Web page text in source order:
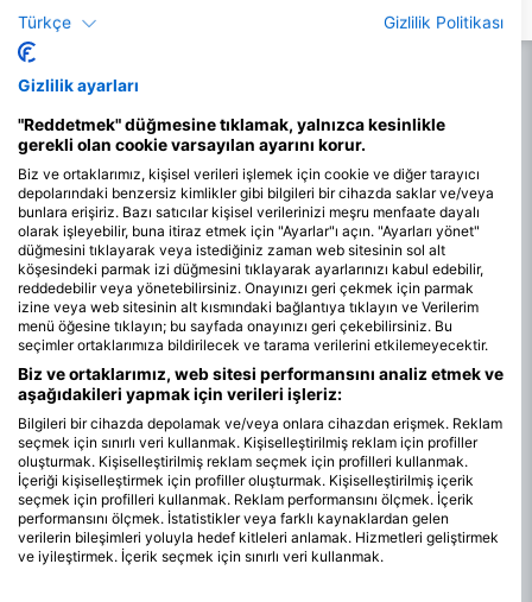
sahip 5m ila 25m arasında
Bu dalış giriş seviyesi
Hamata'da dalış için en iyi aylar
Türkçe Gizlilik Politikası
Gizlilik ayarları
"Reddetmek" düğmesine tıklamak, yalnızca kesinlikle
gerekli olan cookie varsayılan ayarını korur.
Biz ve ortaklarımız, kişisel verileri işlemek için cookie ve diğer tarayıcı
depolarındaki benzersiz kimlikler gibi bilgileri bir cihazda saklar ve/veya
bunlara erişiriz. Bazı satıcılar kişisel verilerinizi meşru menfaate dayalı
olarak işleyebilir, buna itiraz etmek için "Ayarlar"ı açın. "Ayarları yönet"
düğmesini tıklayarak veya istediğiniz zaman web sitesinin sol alt
köşesindeki parmak izi düğmesini tıklayarak ayarlarınızı kabul edebilir,
reddedebilir veya yönetebilirsiniz. Onayınızı geri çekmek için parmak
izine veya web sitesinin alt kısmındaki bağlantıya tıklayın ve Verilerim
menü öğesine tıklayın; bu sayfada onayınızı geri çekebilirsiniz. Bu
seçimler ortaklarımıza bildirilecek ve tarama verilerini etkilemeyecektir.
Biz ve ortaklarımız, web sitesi performansını analiz etmek ve
aşağıdakileri yapmak için verileri işleriz:
Bilgileri bir cihazda depolamak ve/veya onlara cihazdan erişmek. Reklam
seçmek için sınırlı veri kullanmak. Kişiselleştirilmiş reklam için profiller
oluşturmak. Kişiselleştirilmiş reklam seçmek için profilleri kullanmak.
İçeriği kişiselleştirmek için profiller oluşturmak. Kişiselleştirilmiş içerik
seçmek için profilleri kullanmak. Reklam performansını ölçmek. İçerik
performansını ölçmek. İstatistikler veya farklı kaynaklardan gelen
verilerin bileşimleri yoluyla hedef kitleleri anlamak. Hizmetleri geliştirmek
ve iyileştirmek. İçerik seçmek için sınırlı veri kullanmak.